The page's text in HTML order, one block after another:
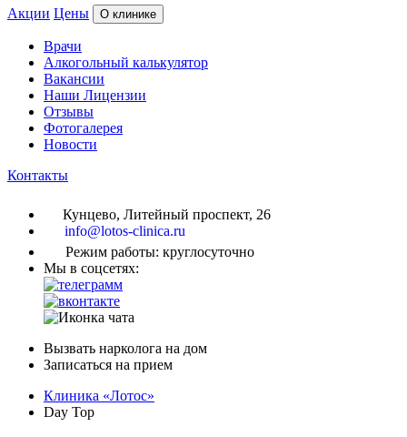
Акции Цены О клинике
Врачи
Алкогольный калькулятор
Вакансии
Наши Лицензии
Отзывы
Фотогалерея
Новости
Контакты
Кунцево, Литейный проспект, 26
info@lotos-clinica.ru
Режим работы: круглосуточно
Мы в соцсетях:
Вызвать нарколога на дом
Записаться на прием
Клиника «Лотос»
Day Top